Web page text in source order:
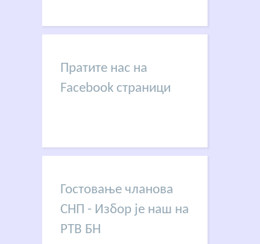
Пратите нас на
Facebook страници
Гостовање чланова
СНП - Избор је наш на
РТВ БН